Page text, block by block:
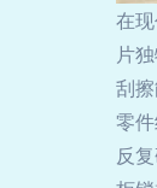
在
片
刮
零
反